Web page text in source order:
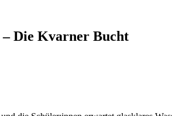
Die Kvarner Bucht